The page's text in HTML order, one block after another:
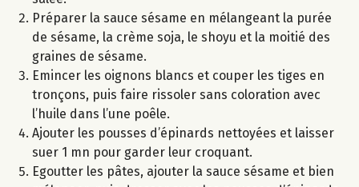
Préparer la sauce sésame en mélangeant la purée
de sésame, la crème soja, le shoyu et la moitié des
graines de sésame.
Emincer les oignons blancs et couper les tiges en
tronçons, puis faire rissoler sans coloration avec
l’huile dans l’une poêle.
Ajouter les pousses d’épinards nettoyées et laisser
suer 1 mn pour garder leur croquant.
Egoutter les pâtes, ajouter la sauce sésame et bien